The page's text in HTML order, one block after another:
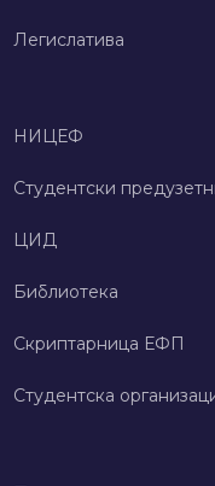
Легислатива
НИЦЕФ
Студентски
ЦИД
Библиотека
Скриптарница ЕФП
Студентска